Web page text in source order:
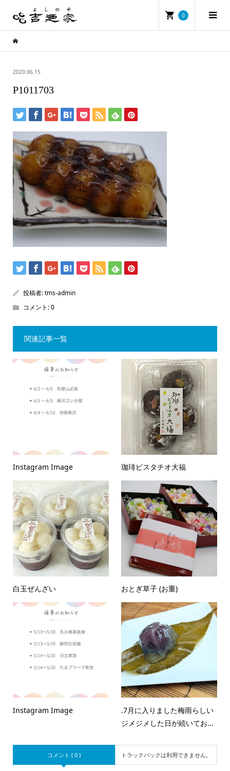
0
2020.06.15
P1011703
投稿者:tms-admin
コメント:0
関連記事一覧
Instagram Image 珈琲ピスタチオ大福
白玉ぜんざい おとぎ草子 (お重)
Instagram Image
.7月に入りました梅雨らしい
ジメジメした日が続いてお...
コメント ( 0 ) トラックバックは利用できません。